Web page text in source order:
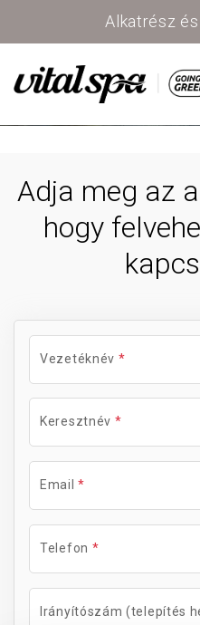
Alkatrész
Adja meg az
hogy